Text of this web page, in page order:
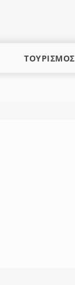
ΤΟΥΡΙΣΜΟΣ